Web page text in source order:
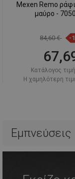
Mexen Remo
μαύρο -
84,60 € -
Κατάλογος
Η χαμηλότερη
Εμπνεύσεις